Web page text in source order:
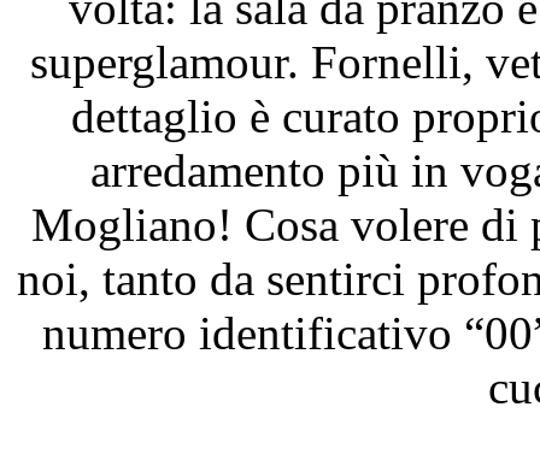
superglamour. Fornelli,
dettaglio è curato
arredamento più in
Mogliano! Cosa volere di
noi, tanto da sentirci
numero identificativo